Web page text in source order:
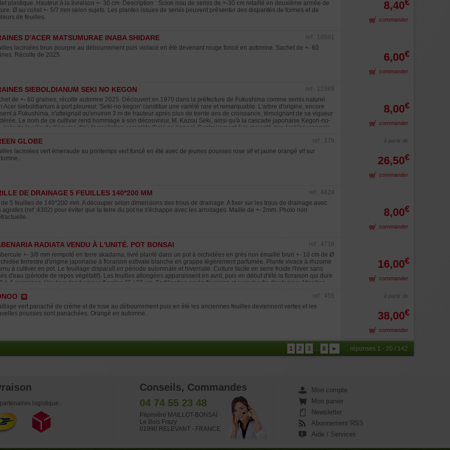
plastique. Hauteur à la livraison +- 30 cm. Description : Scion issu de semis de +-30 cm retaillé en deuxième année de
Ø au collet +- 5/7 mm selon sujets. Les plantes issues de semis peuvent présenter des disparités de formes et de
de feuilles.
8,40
commander
D'ACER MATSUMURAE INABA SHIDARE
ref : 10581
laciniées brun pourpre au débourrement puis violacé en été devenant rouge foncé en automne. Sachet de +- 60
Récolte de 2025.
6,00€
commander
SIEBOLDIANUM SEKI NO KEGON
ref : 12389
de +- 60 graines, récolte automne 2025. Découvert en 1970 dans la préfecture de Fukushima comme semis naturel
Acer sieboldianum à port pleureur, 'Seki-no-kegon' constitue une variété rare et remarquable. L'arbre d'origine, encore
à Fukushima, n'atteignait qu'environ 3 m de hauteur après plus de trente ans de croissance, témoignant de sa vigueur
Le nom de ce cultivar rend hommage à son découvreur, M. Kazou Seki, ainsi qu'à la cascade japonaise Kegon-no-
prés de la ville de Kanuma d'où l'appellation complète 'Seki-no-kegon'. Contrairement à la majorité des érables japonais
à l'ensemble une silhouette dense et élégante. En automne, le feuillage évolue du rouge pourpré vers un rouge
avant la chute des feuilles. Les jeunes sujets montrent souvent un port semi-retombant, qui devient nettement plus
avec l'âge, accentuant son allure pleureuse. Greffé sur Acer sieboldianum, ce cultivar bénéficie d'une bonne rusticité
8,00€
commander
GLOBE
ref : 379
laciniées vert émeraude au printemps vert foncé en été avec de jeunes pousses rose vif et jaune orangé vif sur
26,50€
à partir de
commander
DE DRAINAGE 5 FEUILLES 140*200 MM
ref : 4424
de 5 feuilles de 140*200 mm. A découper selon dimensions des trous de drainage. A fixer sur les trous de drainage avec
agrafes (ref :4302) pour éviter que la terre du pot ne s'échappe avec les arrosages. Maille de +- 2mm. Photo non
8,00€
commander
RADIATA VENDU À L'UNITÉ. POT BONSAI
ref : 4718
+- 3/8 mm rempoté en terre akadama, livré planté dans un pot à orchidées en grés non émaillé brun +- 10 cm de Ø
terrestre d'origine japonaise à floraison estivale blanche en grappe légèrement parfumée. Plante vivace à rhizome
à cultiver en pot. Le feuillage disparaît en période automnale et hivernale. Culture facile en serre froide l'hiver sans
d'eau (période de repos végétatif). Les feuilles allongées apparaissent en avril, puis en début d'été la floraison qui dure
à 4 semaines. Hauteur des hampes florales 25 / 30 cm. Fertilisation après floraison et jusqu'en fin d'automne. Attention
une jeune fille du château de Setagaya (Tokyo) a envoyé une lettre pour aider son cher et tendre amour dans la
elle l'a donnée à un héron blanc pour lui transmettre. Cependant, le héron a été abattu mais où il est tombé à terre
belle fleur a commencée à grandir. Maintenant cette fleur est la fleur mascotte de la salle de Setagaya. Ces orchidées
importées du Japon avec un permis C.I.T.E.S et issus de culture In -vitro. Vous garantissant ainsi des plantes parfaitement
16,00€
commander
ref : 455
vert panaché de crème et de rose au débourrement puis en été les anciennes feuilles deviennent vertes et les
pousses sont panachées. Orangé en automne.
38,00€
à partir de
commander
1 2 3 ... 8 ► réponses 1 - 20 / 142
logistique :
Conseils, Commandes
04 74 55 23 48
Pépinière MAILLOT-BONSAÏ
Le Bois Frazy
01990 RELEVANT - FRANCE
Mon compte
Mon panier
Newsletter
Abonnement RSS
Aide / Services